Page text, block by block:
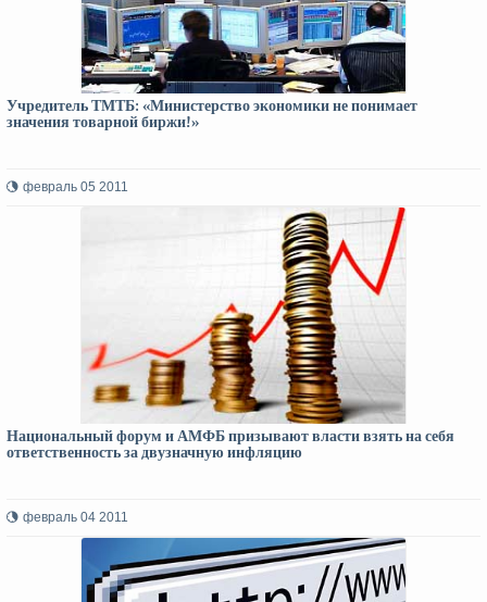
Учредитель ТМТБ: «Министерство экономики не понимает
значения товарной биржи!»
февраль 05 2011
Национальный форум и АМФБ призывают власти взять на себя
ответственность за двузначную инфляцию
февраль 04 2011